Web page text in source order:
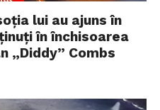
lui au ajuns în
în închisoarea
„Diddy” Combs